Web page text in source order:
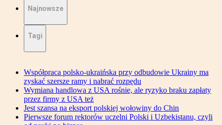
Najnowsze
Tagi
Współpraca polsko-ukraińska przy odbudowie Ukrainy ma
zyskać szersze ramy i nabrać rozpędu
Wymiana handlowa z USA rośnie, ale ryzyko braku zapłaty
przez firmy z USA też
Jest szansa na eksport polskiej wołowiny do Chin
Pierwsze forum rektorów uczelni Polski i Uzbekistanu, czyli